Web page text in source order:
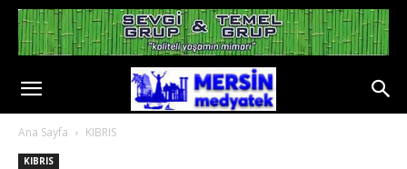
Ana Sayfa KIBRIS
KIBRIS